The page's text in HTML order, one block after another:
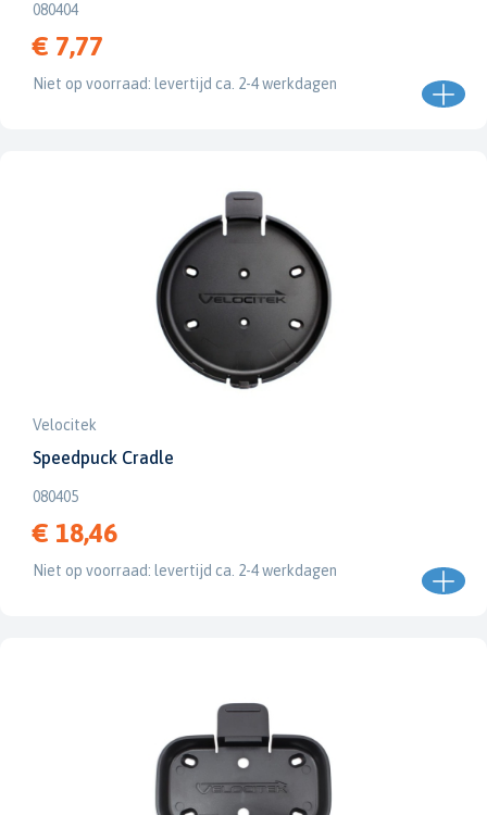
080404
€ 7,77
Niet op voorraad: levertijd ca. 2-4 werkdagen
Velocitek
Speedpuck Cradle
080405
€ 18,46
Niet op voorraad: levertijd ca. 2-4 werkdagen